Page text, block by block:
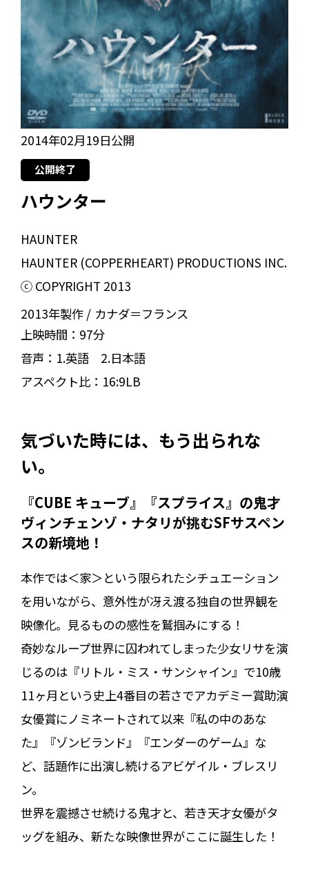
2014年02月19日公開
公開終了
ハウンター
HAUNTER
HAUNTER (COPPERHEART) PRODUCTIONS INC.
ⓒ COPYRIGHT 2013
2013年製作
カナダ＝フランス
上映時間： 97分
音声： 1.英語 2.日本語
アスペクト比： 16:9LB
気づいた時には、もう出られな
い。
『CUBE キューブ』『スプライス』の鬼才
ヴィンチェンゾ・ナタリが挑むSFサスペン
スの新境地！
本作では＜家＞という限られたシチュエーション
を用いながら、意外性が冴え渡る独自の世界観を
映像化。見るものの感性を鷲掴みにする！
奇妙なループ世界に囚われてしまった少女リサを演
じるのは『リトル・ミス・サンシャイン』で10歳
11ヶ月という史上4番目の若さでアカデミー賞助演
女優賞にノミネートされて以来『私の中のあな
た』『ゾンビランド』『エンダーのゲーム』な
ど、話題作に出演し続けるアビゲイル・ブレスリ
ン。
世界を震撼させ続ける鬼才と、若き天才女優がタ
ッグを組み、新たな映像世界がここに誕生した！